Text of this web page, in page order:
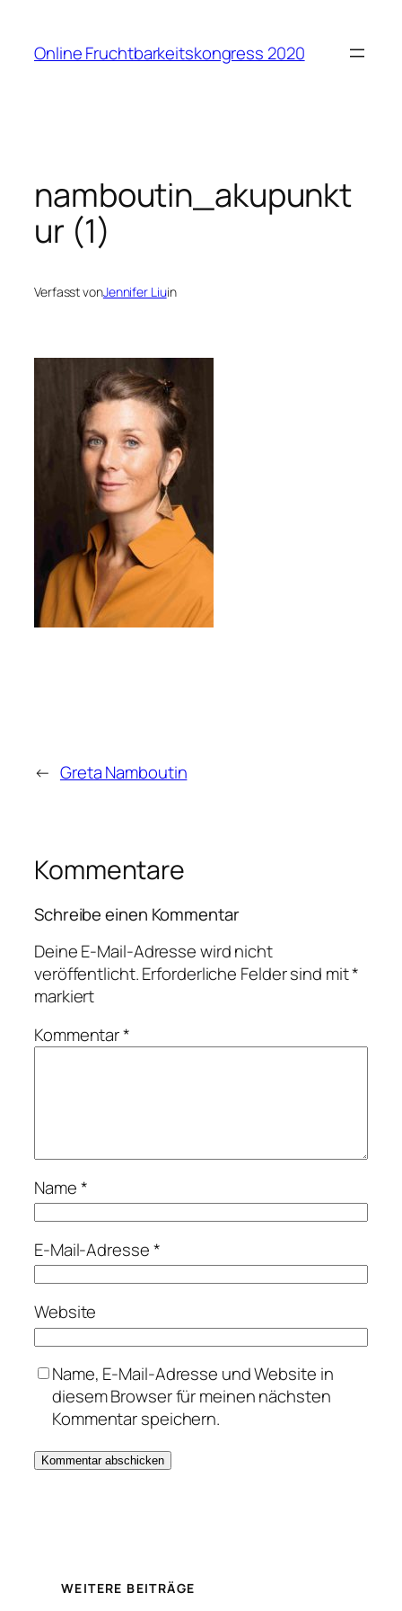
springen
Online Fruchtbarkeitskongress 2020
namboutin_akupunkt
ur (1)
Verfasst vonJennifer Liuin
← Greta Namboutin
Kommentare
Schreibe einen Kommentar
Deine E-Mail-Adresse wird nicht
veröffentlicht.Erforderliche Felder sind mit*
markiert
Kommentar*
Name*
E-Mail-Adresse*
Website
Name, E-Mail-Adresse und Website in
diesem Browser für meinen nächsten
Kommentar speichern.
WEITERE BEITRÄGE